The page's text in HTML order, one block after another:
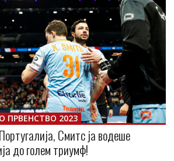
ПРВЕНСТВО 2023
Смитс ја водеше
до голем триумф!